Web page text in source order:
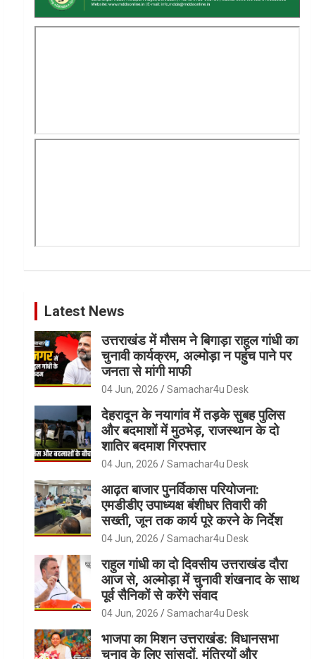
Latest News
उत्तराखंड में मौसम ने बिगाड़ा राहुल गांधी का
चुनावी कार्यक्रम, अल्मोड़ा न पहुंच पाने पर
जनता से मांगी माफी
04 Jun, 2026 Samachar4u Desk
देहरादून के नयागांव में तड़के सुबह पुलिस
और बदमाशों में मुठभेड़, राजस्थान के दो
शातिर बदमाश गिरफ्तार
04 Jun, 2026 Samachar4u Desk
आढ़त बाजार पुनर्विकास परियोजना:
एमडीडीए उपाध्यक्ष बंशीधर तिवारी की
सख्ती, जून तक कार्य पूरे करने के निर्देश
04 Jun, 2026 Samachar4u Desk
राहुल गांधी का दो दिवसीय उत्तराखंड दौरा
आज से, अल्मोड़ा में चुनावी शंखनाद के साथ
पूर्व सैनिकों से करेंगे संवाद
04 Jun, 2026 Samachar4u Desk
भाजपा का मिशन उत्तराखंड: विधानसभा
चुनाव के लिए सांसदों, मंत्रियों और